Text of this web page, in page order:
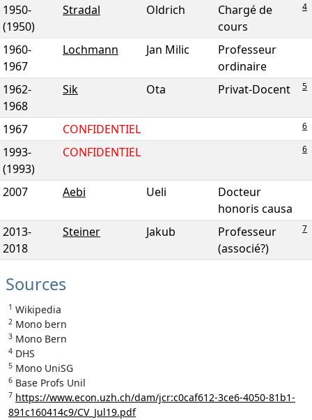
1950-
(1950)
Stradal Oldrich
Chargé de
cours
4
1960-
1967
Lochmann Jan Milic
Professeur
ordinaire
1962-
1968
Sik Ota Privat-Docent 5
1967 CONFIDENTIEL 6
1993-
(1993)
CONFIDENTIEL 6
2007 Aebi Ueli
Docteur
honoris causa
2013-
2018
Steiner Jakub
Professeur
(associé?)
7
Sources
1 Wikipedia
2 Mono bern
3 Mono Bern
4 DHS
5 Mono UniSG
6 Base Profs Unil
7 https://www.econ.uzh.ch/dam/jcr:c0caf612-3ce6-4050-81b1-
891c160414c9/CV_Jul19.pdf